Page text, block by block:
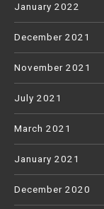
January 2022
December 2021
November 2021
July 2021
March 2021
January 2021
December 2020